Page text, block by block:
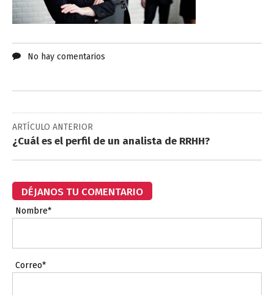
No hay comentarios
ARTÍCULO ANTERIOR
¿Cuál es el perfil de un analista de RRHH?
DÉJANOS TU COMENTARIO
Nombre*
Correo*